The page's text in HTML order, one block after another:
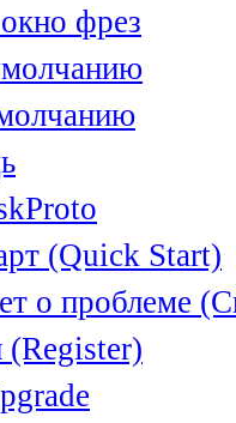
фрез
(Quick Start)
о проблеме
(Register)